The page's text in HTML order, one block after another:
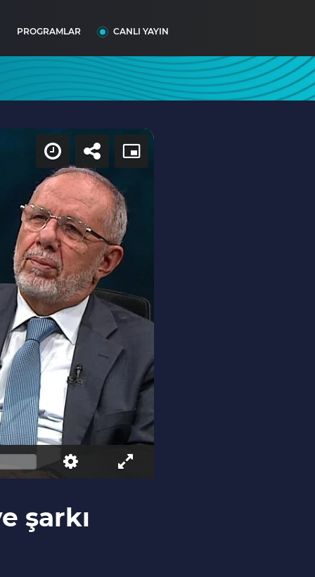
PROGRAMLAR CANLI YAYIN
şarkı